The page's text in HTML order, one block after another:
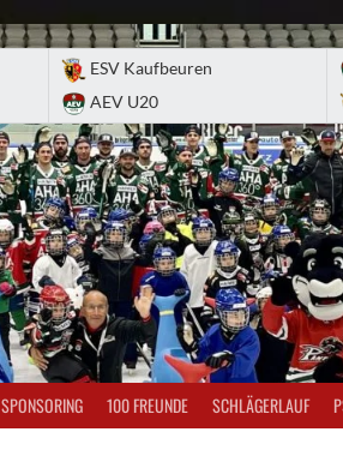
ESV Kaufbeuren
AEV U20
SPONSORING 100 FREUNDE SCHLÄGERLAUF